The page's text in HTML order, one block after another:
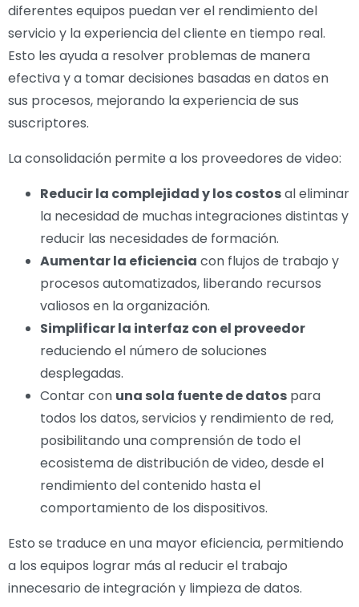
diferentes equipos puedan ver el rendimiento del
servicio y la experiencia del cliente en tiempo real.
Esto les ayuda a resolver problemas de manera
efectiva y a tomar decisiones basadas en datos en
sus procesos, mejorando la experiencia de sus
suscriptores.
La consolidación permite a los proveedores de video:
Reducir la complejidad y los costosal eliminar
la necesidad de muchas integraciones distintas y
reducir las necesidades de formación.
Aumentar la eficiencia con flujos de trabajo y
procesos automatizados, liberando recursos
valiosos en la organización.
Simplificar la interfaz con el proveedor
reduciendo el número de soluciones
desplegadas.
Contar con una sola fuente de datos para
todos los datos, servicios y rendimiento de red,
posibilitando una comprensión de todo el
ecosistema de distribución de video, desde el
rendimiento del contenido hasta el
comportamiento de los dispositivos.
Esto se traduce en una mayor eficiencia, permitiendo
a los equipos lograr más al reducir el trabajo
innecesario de integración y limpieza de datos.